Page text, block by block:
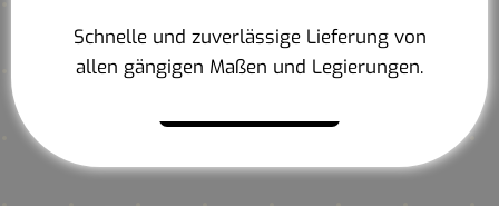
Schnelle und zuverlässige Lieferung von
allen gängigen Maßen und Legierungen.